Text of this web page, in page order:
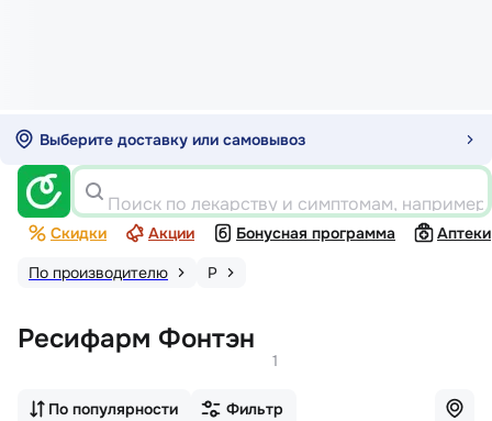
Выберите доставку или самовывоз
Поиск по лекарству и симптомам,
Скидки Акции Бонусная программа
Аптеки
По производителю
Р
Ресифарм Фонтэн
1
По популярности Фильтр